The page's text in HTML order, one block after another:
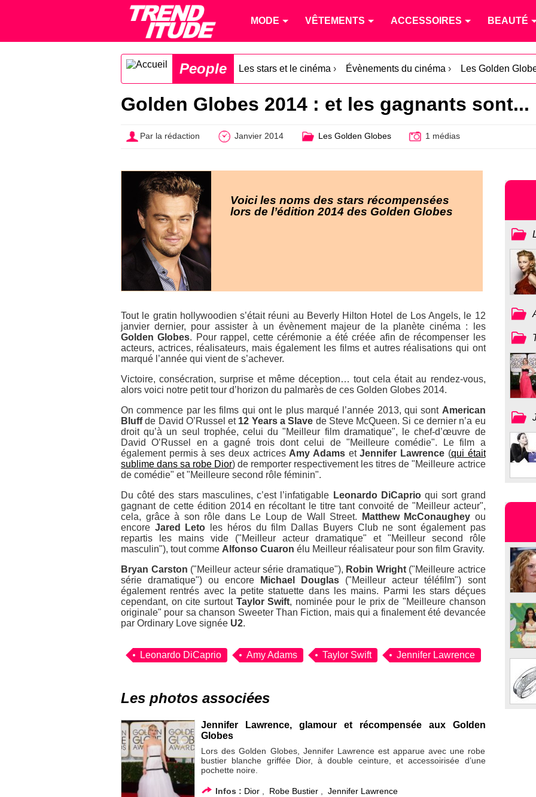
MODE VÊTEMENTS ACCESSOIRES BEAUTÉ
People Les stars et le cinéma › Évènements du cinéma › Les Golden
Golden Globes 2014 : et les gagnants sont...
Par la rédaction Janvier 2014 Les Golden Globes 1 médias
Voici les noms des stars récompensées
lors de l’édition 2014 des Golden Globes
Tout le gratin hollywoodien s’était réuni au Beverly Hilton Hotel de Los Angels, le 12
janvier dernier, pour assister à un évènement majeur de la planète cinéma : les
Golden Globes. Pour rappel, cette cérémonie a été créée afin de récompenser les
acteurs, actrices, réalisateurs, mais également les films et autres réalisations qui ont
marqué l’année qui vient de s’achever.
Victoire, consécration, surprise et même déception… tout cela était au rendez-vous,
alors voici notre petit tour d’horizon du palmarès de ces Golden Globes 2014.
On commence par les films qui ont le plus marqué l’année 2013, qui sont American
Bluffde David O’Russel et 12 Years a Slave de Steve McQueen. Si ce dernier n’a eu
droit qu’à un seul trophée, celui du "Meilleur film dramatique", le chef-d’œuvre de
David O’Russel en a gagné trois dont celui de "Meilleure comédie". Le film a
également permis à ses deux actrices Amy AdamsetJennifer Lawrence (qui était
sublime dans sa robe Dior) de remporter respectivement les titres de "Meilleure actrice
de comédie" et "Meilleure second rôle féminin".
Du côté des stars masculines, c’est l’infatigable Leonardo DiCaprioqui sort grand
gagnant de cette édition 2014 en récoltant le titre tant convoité de "Meilleur acteur",
cela, grâce à son rôle dans Le Loup de Wall Street.
Matthew McConaughey ou
encore Jared Leto les héros du film Dallas Buyers Club ne sont également pas
repartis les mains vide ("Meilleur acteur dramatique" et "Meilleur second rôle
masculin"), tout comme Alfonso Cuaron élu Meilleur réalisateur pour son film Gravity.
Bryan Carston ("Meilleur acteur série dramatique"), Robin Wright("Meilleure actrice
série dramatique") ou encore
Michael Douglas ("Meilleur acteur téléfilm") sont
également rentrés avec la petite statuette dans les mains. Parmi les stars déçues
cependant, on cite surtout Taylor Swift, nominée pour le prix de "Meilleure chanson
originale" pour sa chanson Sweeter Than Fiction, mais qui a finalement été devancée
par Ordinary Love signée U2.
Leonardo DiCaprio Amy Adams Taylor Swift Jennifer Lawrence
Les photos associées
Jennifer Lawrence, glamour et récompensée aux Golden
Globes
Lors des Golden Globes, Jennifer Lawrence est apparue avec une robe
bustier blanche griffée Dior, à double ceinture, et accessoirisée d’une
pochette noire.
Infos : Dior Robe Bustier ,Jennifer Lawrence